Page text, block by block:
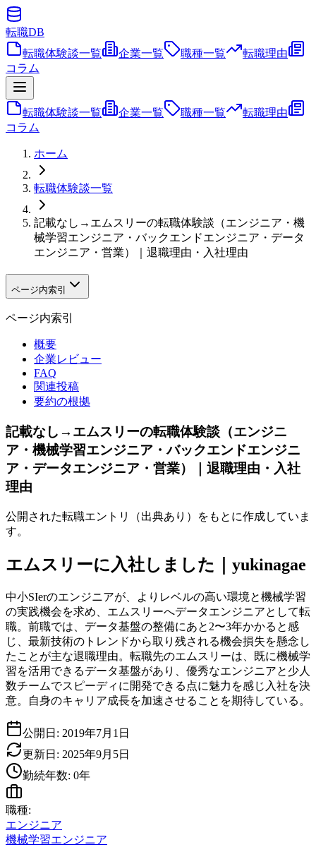
転職DB
転職体験談一覧
企業一覧 職種一覧
転職理由
コラム
転職体験談一覧 企業一覧 職種一覧
転職理由
コラム
ホーム
転職体験談一覧
記載なし→エムスリーの転職体験談（エンジニア・機
械学習エンジニア・バックエンドエンジニア・データ
エンジニア・営業）｜退職理由・入社理由
ページ内索引
ページ内索引
概要
企業レビュー
FAQ
関連投稿
要約の根拠
記載なし→エムスリーの転職体験談（エンジニ
ア・機械学習エンジニア・バックエンドエンジニ
ア・データエンジニア・営業）｜退職理由・入社
理由
公開された転職エントリ（出典あり）をもとに作成していま
す。
エムスリーに入社しました｜yukinagae
中小SIerのエンジニアが、よりレベルの高い環境と機械学習
の実践機会を求め、エムスリーへデータエンジニアとして転
職。前職では、データ基盤の整備にあと2〜3年かかると感
じ、最新技術のトレンドから取り残される機会損失を懸念し
たことが主な退職理由。転職先のエムスリーは、既に機械学
習を活用できるデータ基盤があり、優秀なエンジニアと少人
数チームでスピーディに開発できる点に魅力を感じ入社を決
意。自身のキャリア成長を加速させることを期待している。
公開日: 2019年7月1日
更新日: 2025年9月5日
勤続年数: 0年
職種:
エンジニア
機械学習エンジニア